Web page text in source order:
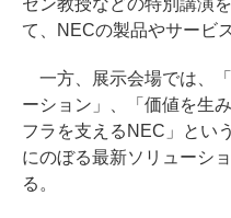
て、NECの製品やサービ
一方、展示会場では、
ーション」、「価値を生
フラを支えるNEC」とい
にのぼる最新ソリューシ
る。